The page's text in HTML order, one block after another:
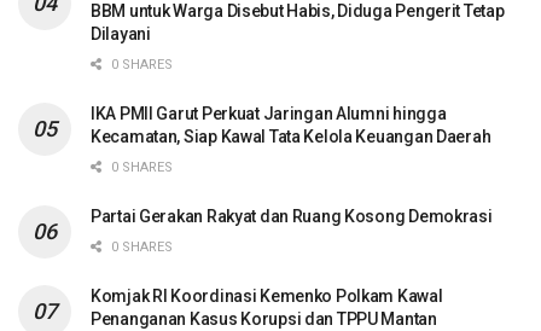
BBM untuk Warga Disebut Habis, Diduga Pengerit Tetap
Dilayani
0 SHARES
IKA PMII Garut Perkuat Jaringan Alumni hingga
Kecamatan, Siap Kawal Tata Kelola Keuangan Daerah
0 SHARES
Partai Gerakan Rakyat dan Ruang Kosong Demokrasi
0 SHARES
Komjak RI Koordinasi Kemenko Polkam Kawal
Penanganan Kasus Korupsi dan TPPU Mantan